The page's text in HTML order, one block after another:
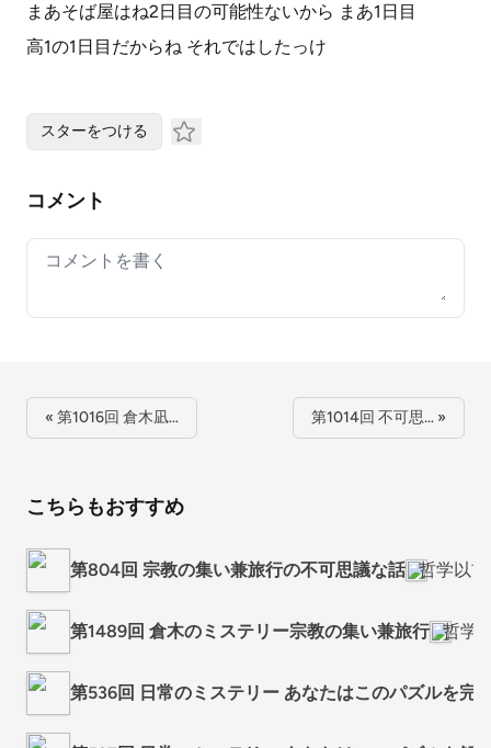
まあそば屋はね2日目の可能性ないから まあ1日目
高1の1日目だからね それではしたっけ
スターをつける
コメント
Your comment
« 第1016回 倉木凪… 第1014回 不可思… »
こちらもおすすめ
第804回 宗教の集い兼旅行の不可思議な話 哲学以
第1489回 倉木のミステリー宗教の集い兼旅行 哲学
第536回 日常のミステリー あなたはこのパズルを完